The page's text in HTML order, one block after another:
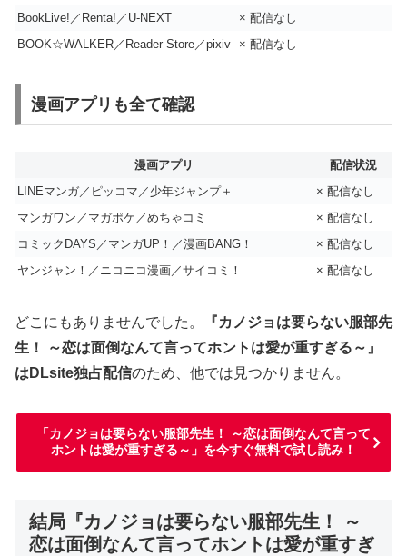
BookLive!／Renta!／U-NEXT
× 配信なし
BOOK☆WALKER／Reader Store／pixiv
× 配信なし
漫画アプリも全て確認
漫画アプリ
配信状況
LINEマンガ／ピッコマ／少年ジャンプ＋
× 配信なし
マンガワン／マガポケ／めちゃコミ
× 配信なし
コミックDAYS／マンガUP！／漫画BANG！
× 配信なし
ヤンジャン！／ニコニコ漫画／サイコミ！
× 配信なし
どこにもありませんでした。
『カノジョは要らない服部先
生！ ～恋は面倒なんて言ってホントは愛が重すぎる～』
はDLsite独占配信のため、他では見つかりません。
「カノジョは要らない服部先生！ ～恋は面倒なんて言って
ホントは愛が重すぎる～」を今すぐ無料で試し読み！
結局『カノジョは要らない服部先生！ ～
恋は面倒なんて言ってホントは愛が重すぎ